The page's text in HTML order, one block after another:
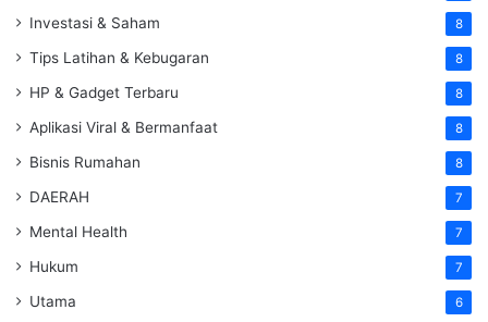
Investasi & Saham 8
Tips Latihan & Kebugaran 8
HP & Gadget Terbaru 8
Aplikasi Viral & Bermanfaat 8
Bisnis Rumahan 8
DAERAH 7
Mental Health 7
Hukum 7
Utama 6